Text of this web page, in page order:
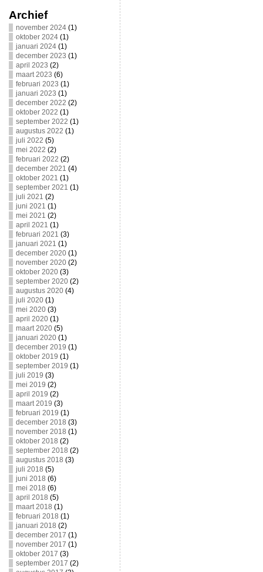
Archief
november 2024(1)
oktober 2024(1)
januari 2024(1)
december 2023 (1)
april 2023 (2)
maart 2023 (6)
februari 2023 (1)
januari 2023 (1)
december 2022 (2)
oktober 2022 (1)
september 2022 (1)
augustus 2022 (1)
juli 2022 (5)
mei 2022 (2)
februari 2022 (2)
december 2021 (4)
oktober 2021 (1)
september 2021 (1)
juli 2021 (2)
juni 2021 (1)
mei 2021 (2)
april 2021 (1)
februari 2021 (3)
januari 2021 (1)
december 2020(1)
november 2020(2)
oktober 2020(3)
september 2020(2)
augustus 2020(4)
juli 2020(1)
mei 2020(3)
april 2020(1)
maart 2020(5)
januari 2020(1)
december 2019 (1)
oktober 2019 (1)
september 2019 (1)
juli 2019 (3)
mei 2019 (2)
april 2019 (2)
maart 2019 (3)
februari 2019 (1)
december 2018 (3)
november 2018 (1)
oktober 2018 (2)
september 2018 (2)
augustus 2018 (3)
juli 2018 (5)
juni 2018 (6)
mei 2018 (6)
april 2018 (5)
maart 2018 (1)
februari 2018 (1)
januari 2018 (2)
december 2017 (1)
november 2017 (1)
oktober 2017 (3)
september 2017 (2)